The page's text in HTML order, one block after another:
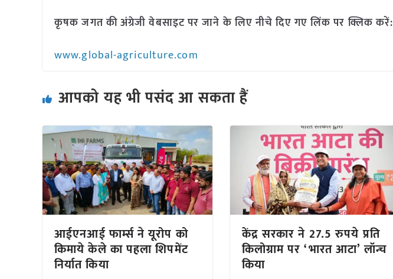
कृषक जगत की अंग्रेजी वेबसाइट पर जाने के लिए नीचे दिए गए लिंक पर क्लिक करें:
www.global-agriculture.com
आपको यह भी पसंद आ सकता हैं
आईएनआई फार्म्स ने यूरोप को
किमाये केले का पहला शिपमेंट
निर्यात किया
केंद्र सरकार ने 27.5 रुपये प्रति
किलोग्राम पर ‘भारत आटा’ लॉन्च
किया